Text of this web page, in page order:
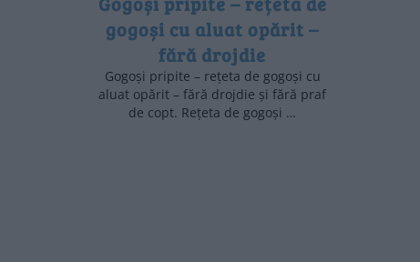
gogoși cu aluat opărit –
fără drojdie
Gogoși pripite – rețeta de gogoși cu
aluat opărit – fără drojdie și fără praf
de copt. Rețeta de gogoși …